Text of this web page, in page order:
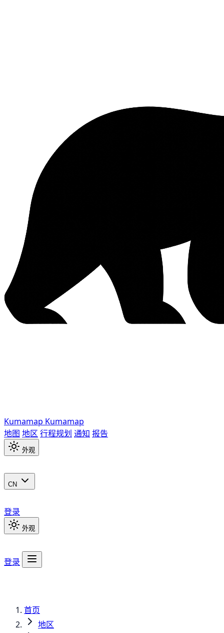
Kumamap Kumamap
地图 地区 行程规划 通知 报告
外观
CN
登录
外观
登录
首页
地区